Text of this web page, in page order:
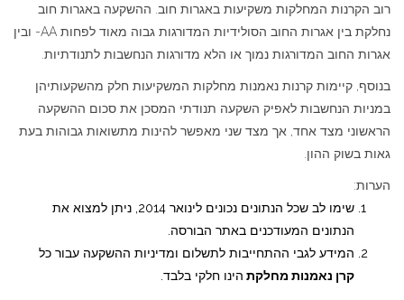
רוב הקרנות המחלקות משקיעות באגרות חוב. ההשקעה באגרות חוב
נחלקת בין אגרות החוב הסולידיות המדורגות גבוה מאוד לפחות AA- ובין
אגרות החוב המדורגות נמוך או הלא מדורגות הנחשבות לתנודתיות.
בנוסף, קיימות קרנות נאמנות מחלקות המשקיעות חלק מהשקעותיהן
במניות הנחשבות לאפיק השקעה תנודתי המסכן את סכום ההשקעה
הראשוני מצד אחד, אך מצד שני מאפשר להינות מתשואות גבוהות בעת
גאות בשוק ההון.
הערות:
שימו לב שכל הנתונים נכונים לינואר 2014, ניתן למצוא את
הנתונים המעודכנים באתר הבורסה.
המידע לגבי ההתחייבות לתשלום ומדיניות ההשקעה עבור כל
קרן נאמנות מחלקת הינו חלקי בלבד.